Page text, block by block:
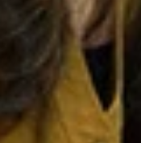
言われてもノー・サン